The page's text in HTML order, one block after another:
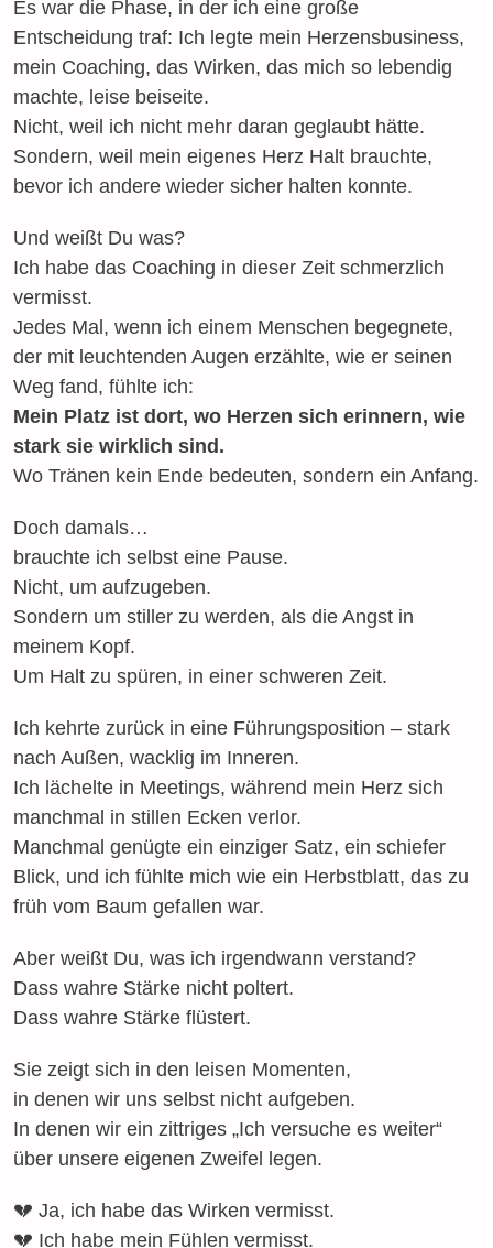
Es war die Phase, in der ich eine große
Entscheidung traf: Ich legte mein Herzensbusiness,
mein Coaching, das Wirken, das mich so lebendig
machte, leise beiseite.
Nicht, weil ich nicht mehr daran geglaubt hätte.
Sondern, weil mein eigenes Herz Halt brauchte,
bevor ich andere wieder sicher halten konnte.
Und weißt Du was?
Ich habe das Coaching in dieser Zeit schmerzlich
vermisst.
Jedes Mal, wenn ich einem Menschen begegnete,
der mit leuchtenden Augen erzählte, wie er seinen
Weg fand, fühlte ich:
Mein Platz ist dort, wo Herzen sich erinnern, wie
stark sie wirklich sind.
Wo Tränen kein Ende bedeuten, sondern ein Anfang.
Doch damals…
brauchte ich selbst eine Pause.
Nicht, um aufzugeben.
Sondern um stiller zu werden, als die Angst in
meinem Kopf.
Um Halt zu spüren, in einer schweren Zeit.
Ich kehrte zurück in eine Führungsposition – stark
nach Außen, wacklig im Inneren.
Ich lächelte in Meetings, während mein Herz sich
manchmal in stillen Ecken verlor.
Manchmal genügte ein einziger Satz, ein schiefer
Blick, und ich fühlte mich wie ein Herbstblatt, das zu
früh vom Baum gefallen war.
Aber weißt Du, was ich irgendwann verstand?
Dass wahre Stärke nicht poltert.
Dass wahre Stärke flüstert.
Sie zeigt sich in den leisen Momenten,
in denen wir uns selbst nicht aufgeben.
In denen wir ein zittriges „Ich versuche es weiter“
über unsere eigenen Zweifel legen.
💔 Ja, ich habe das Wirken vermisst.
💔 Ich habe mein Fühlen vermisst.